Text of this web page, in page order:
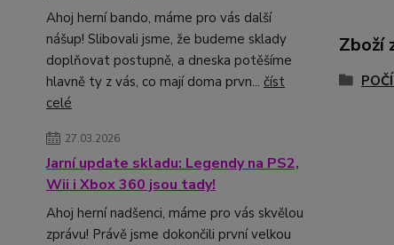
Ahoj herní bando, máme pro vás další
nášup! Slibovali jsme, že budeme sklady
doplňovat postupně, a dneska potěšíme
hlavně ty z vás, co mají doma prvn... číst
celé
27.03.2026
Jarní update skladu: Legendy na PS2,
Wii i Xbox 360 jsou tady!
Ahoj herní nadšenci, máme pro vás skvělou
zprávu! Právě jsme dokončili první velkou
Zboží